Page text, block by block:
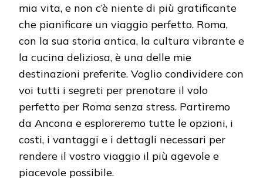
mia vita, e non c’è niente di più gratificante
che pianificare un viaggio perfetto. Roma,
con la sua storia antica, la cultura vibrante e
la cucina deliziosa, è una delle mie
destinazioni preferite. Voglio condividere con
voi tutti i segreti per prenotare il volo
perfetto per Roma senza stress. Partiremo
da Ancona e esploreremo tutte le opzioni, i
costi, i vantaggi e i dettagli necessari per
rendere il vostro viaggio il più agevole e
piacevole possibile.